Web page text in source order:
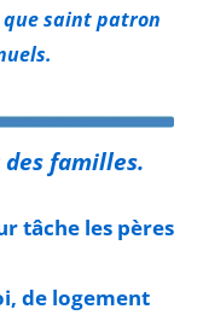
saint patron
familles.
tâche les pères
de logement